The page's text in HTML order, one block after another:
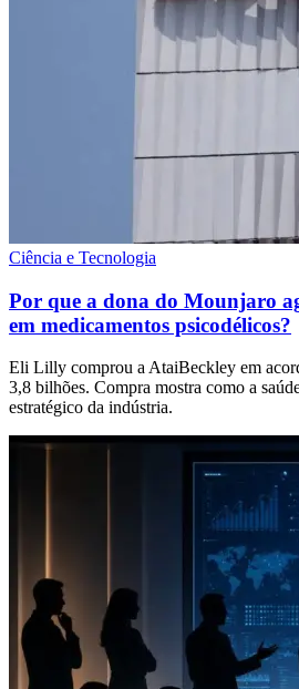
Ciência e Tecnologia
Por que a dona do Mounjaro
em medicamentos psicodélicos?
Eli Lilly comprou a AtaiBeckley em
3,8 bilhões. Compra mostra como a
estratégico da indústria.